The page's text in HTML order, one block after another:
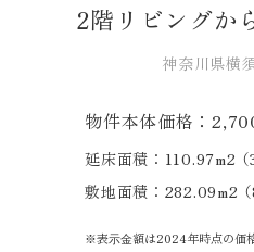
2階リビングか
神奈川県横
物件本体価格：
延床面積：110.97m2 （
敷地面積：282.09m2 （
表⽰⾦額は2024年時点の価